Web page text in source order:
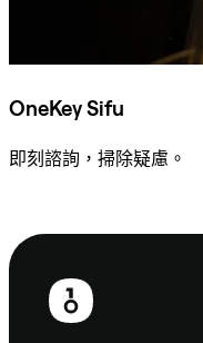
OneKey Sifu
即刻諮詢，掃除疑慮。
頁